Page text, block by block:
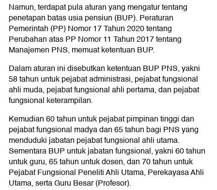
Namun, terdapat pula aturan yang mengatur tentang
penetapan batas usia pensiun (BUP). Peraturan
Pemerintah (PP) Nomor 17 Tahun 2020 tentang
Perubahan atas PP Nomor 11 Tahun 2017 tentang
Manajemen PNS, memuat ketentuan BUP.
Dalam aturan ini disebutkan ketentuan BUP PNS, yakni
58 tahun untuk pejabat administrasi, pejabat fungsional
ahli muda, pejabat fungsional ahli pertama, dan pejabat
fungsional keterampilan.
Kemudian 60 tahun untuk pejabat pimpinan tinggi dan
pejabat fungsional madya dan 65 tahun bagi PNS yang
menduduki jabatan pejabat fungsional ahli utama.
Sementara BUP untuk jabatan fungsional, yakni 60 tahun
untuk guru, 65 tahun untuk dosen, dan 70 tahun untuk
Pejabat Fungsional Peneliti Ahli Utama, Perekayasa Ahli
Utama, serta Guru Besar (Profesor).